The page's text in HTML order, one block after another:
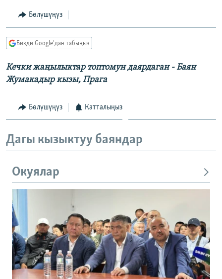
ДАНИСТЕ
ЭЖЕ-СИҢДИЛЕР
ЫҢГАЙСЫЗ СУРООЛОР
Русский
ОНЛАЙН ШЕРИНЕ
ЭЕ/АРнун бардык сайттары
Бөлүшүңүз
Бизди Google'дан табыңыз
Кечки жаңылыктар топтомун даярдаган - Баян
Жумакадыр кызы, Прага
Бөлүшүңүз Катталыңыз
Дагы кызыктуу баяндар
Окуялар